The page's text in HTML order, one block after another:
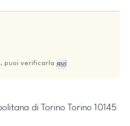
puoi verificarla qui
di Torino Torino 10145